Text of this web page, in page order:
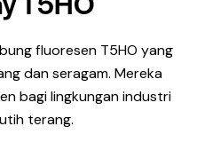
fluoresen T5HO yang
dan seragam. Mereka
bagi lingkungan industri
terang.